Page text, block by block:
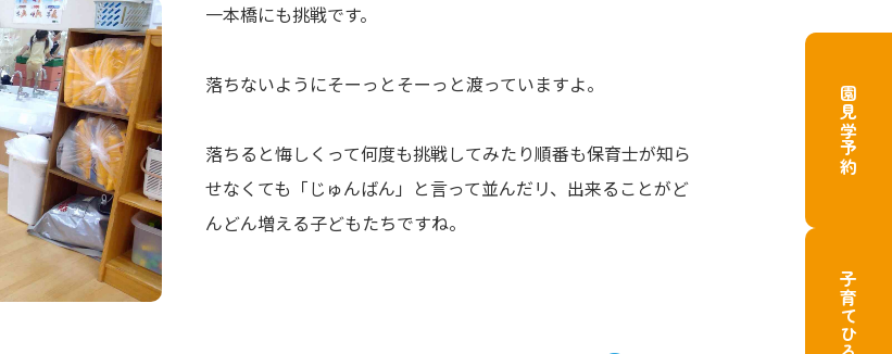
一本橋にも挑戦です。
落ちないようにそーっとそーっと渡っていますよ。
落ちると悔しくって何度も挑戦してみたり順番も保育士が知ら
せなくても「じゅんばん」と言って並んだリ、出来ることがど
んどん増える子どもたちですね。
園見学予約
子育てひろば